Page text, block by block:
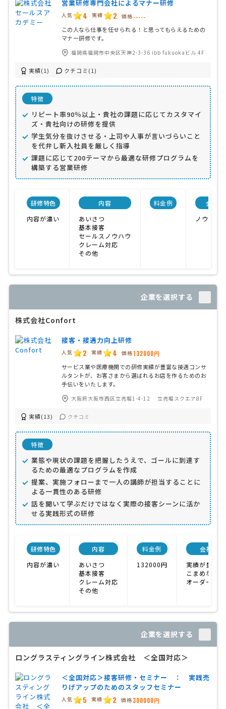
営業研修専門会社によるマナー研修
人気 4 実績 2 価格 -----
この人なら仕事を任せられる！と思ってもらえるための
マナー研修です。
福岡県福岡市中央区天神2-3-36 ibb fukuokaビル 4F
実績(1) クチコミ(1)
特徴
リピート率90％以上・貴社の課題に応じてカスタマイ
ズ・貴社向けの研修を提供
学生気分を抜けさせる・上司や人事が言いづらいこと
を代弁し新入社員を厳しく指導
課題に応じて200テーマから最適な研修プログラムを
構築する営業研修
研修特色
内容が濃い
内容
あいさつ
基本接客
セールスノウハウ
クレーム対応
その他
料金例
会社特
ノウハウ
企業を選択する
株式会社Confort
接客・接遇力向上研修
人気 2 実績 4 価格132000円
サービス業や医療機関での研修実績が豊富な接遇コンサ
ルタントが、お客さまから選ばれるお店を作るためのお
手伝いをいたします。
大阪府大阪市西区立売堀1-4-12 立売堀スクエア8F
実績(13) クチコミ
特徴
業態や現状の課題を把握したうえで、ゴールに到達す
るための最適なプログラムを作成
提案、実施フォローまで一人の講師が担当することに
よる一貫性のある研修
話を聞いて学ぶだけではなく実際の接客シーンに活か
せる実践形式の研修
研修特色
内容が濃い
内容
あいさつ
基本接客
クレーム対応
その他
料金例
132000円
会社特色
実績が豊富
こまめな対応
オーダーメ
企業を選択する
ロングラスティングライン株式会社 ＜全国対応＞
＜全国対応＞接客研修・セミナー ： 実践売
りげアップのためのスタッフセミナー
人気 5 実績 2 価格 300000円